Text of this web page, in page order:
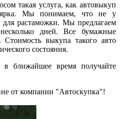
такая услуга, как автовыкуп
Мы понимаем, что не у
растаможки. Мы предлагаем
дней. Все бумажные
выкупа такого авто
состояния.
ближайшее время получайте
от компании "Автоскупка"!